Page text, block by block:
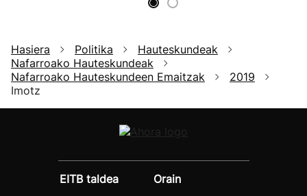
Hasiera Politika
Hauteskundeak
Nafarroako Hauteskundeak
Nafarroako Hauteskundeen Emaitzak
2019
Imotz
EITB taldea
Orain